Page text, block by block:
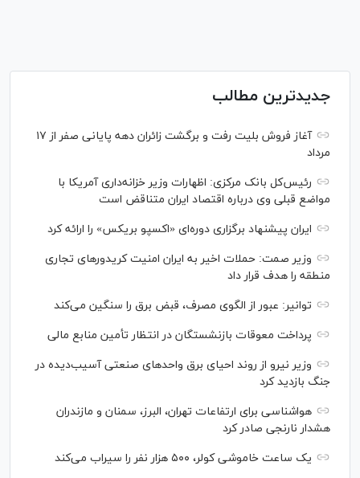
جدیدترین مطالب
آغاز فروش بلیت رفت و برگشت زائران دهه پایانی صفر از ۱۷
مرداد
رئیس‌کل بانک مرکزی: اظهارات وزیر خزانه‌داری آمریکا با
مواضع قبلی وی درباره اقتصاد ایران متناقض است
ایران پیشنهاد برگزاری دوره‌ای «اکسپو بریکس» را ارائه کرد
وزیر صمت: حملات اخیر به ایران امنیت کریدورهای تجاری
منطقه را هدف قرار داد
توانیر: عبور از الگوی مصرف، قبض برق را سنگین می‌کند
پرداخت معوقات بازنشستگان در انتظار تأمین منابع مالی
وزیر نیرو از روند احیای برق واحدهای صنعتی آسیب‌دیده در
جنگ بازدید کرد
هواشناسی برای ارتفاعات تهران، البرز، سمنان و مازندران
هشدار نارنجی صادر کرد
یک ساعت خاموشی کولر، ۵۰۰ هزار نفر را سیراب می‌کند